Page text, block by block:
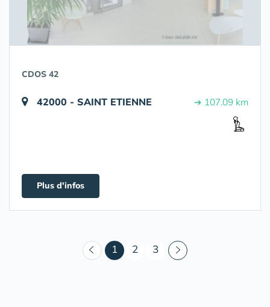
CDOS 42
42000 - SAINT ETIENNE ➔ 107.09 km
Plus d'infos
1 (courant)
2 3